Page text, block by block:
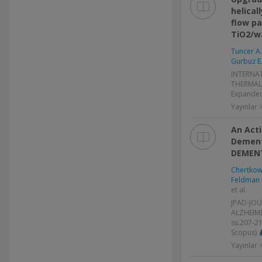
flow
TiO2/
Tuncer
Gurbuz
Yayınlar
An
Feldman
et al.
JPAD-
ss.207-
Scopus)
Yayınlar